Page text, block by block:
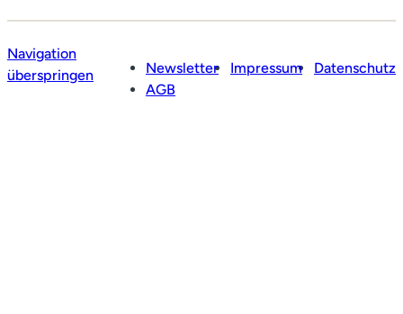
Navigation
überspringen
Newsletter Impressum
Datenschutz
AGB